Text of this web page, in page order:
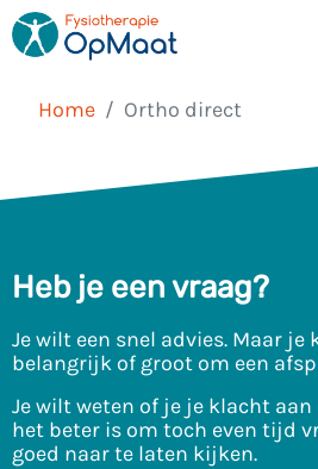
Home Ortho direct
Heb je een vraag?
Je wilt een snel advies. Maar je
belangrijk of groot om een
Je wilt weten of je je klacht
het beter is om toch even tijd
goed naar te laten kijken.